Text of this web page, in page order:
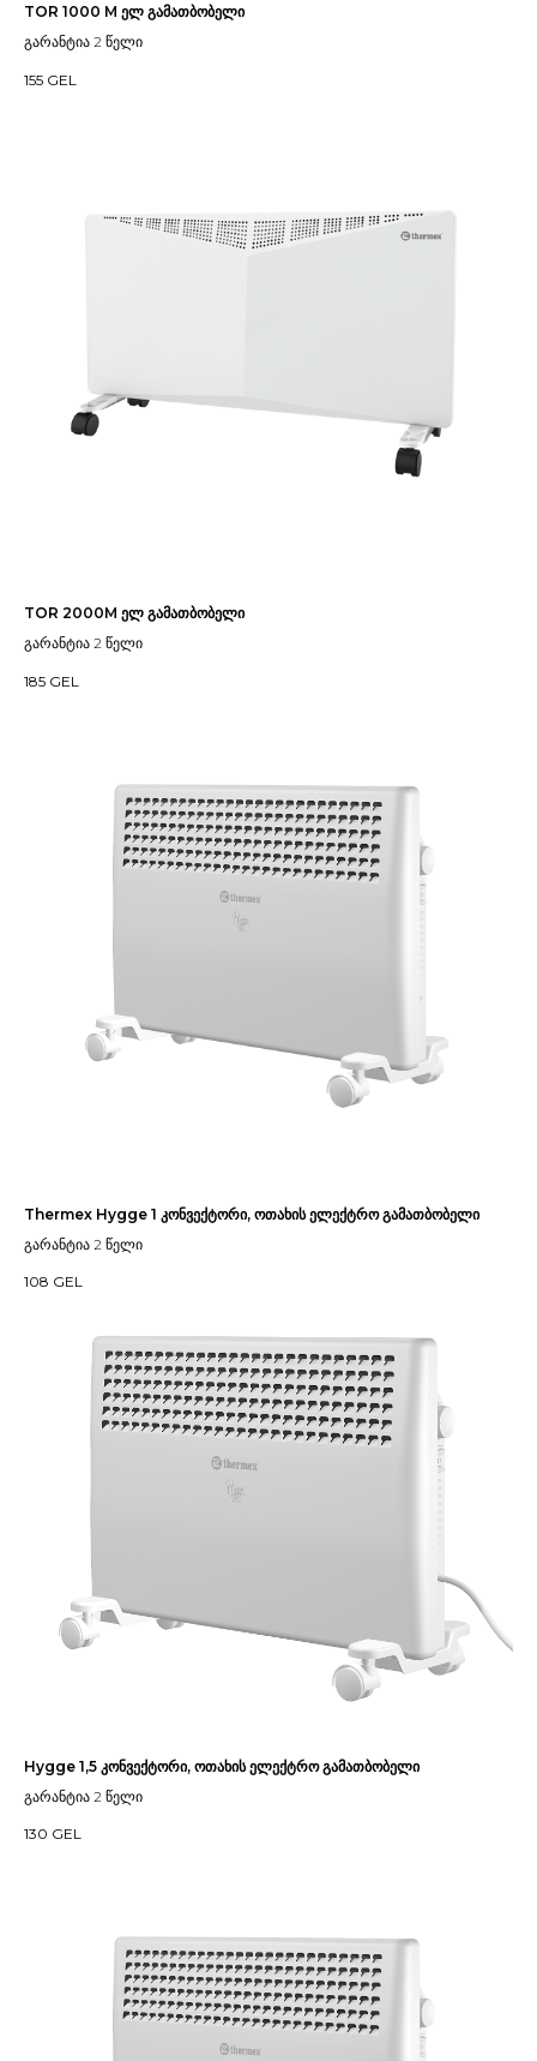
TOR 1000 M ელ გამათბობელი
გარანტია 2 წელი
155 GEL
TOR 2000M ელ გამათბობელი
გარანტია 2 წელი
185 GEL
Thermex Hygge 1 კონვექტორი, ოთახის ელექტრო გამათბობელი
გარანტია 2 წელი
108 GEL
Hygge 1,5 კონვექტორი, ოთახის ელექტრო გამათბობელი
გარანტია 2 წელი
130 GEL